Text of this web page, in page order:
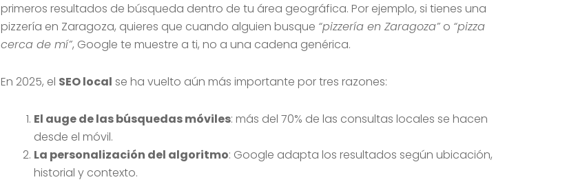
primeros resultados de búsqueda dentro de tu área geográfica. Por ejemplo, si tienes una
pizzería en Zaragoza, quieres que cuando alguien busque “pizzería en Zaragoza”o “pizza
cerca de mí”, Google te muestre a ti, no a una cadena genérica.
En 2025, el SEO local se ha vuelto aún más importante por tres razones:
El auge de las búsquedas móviles: más del 70% de las consultas locales se hacen
desde el móvil.
La personalización del algoritmo: Google adapta los resultados según ubicación,
historial y contexto.